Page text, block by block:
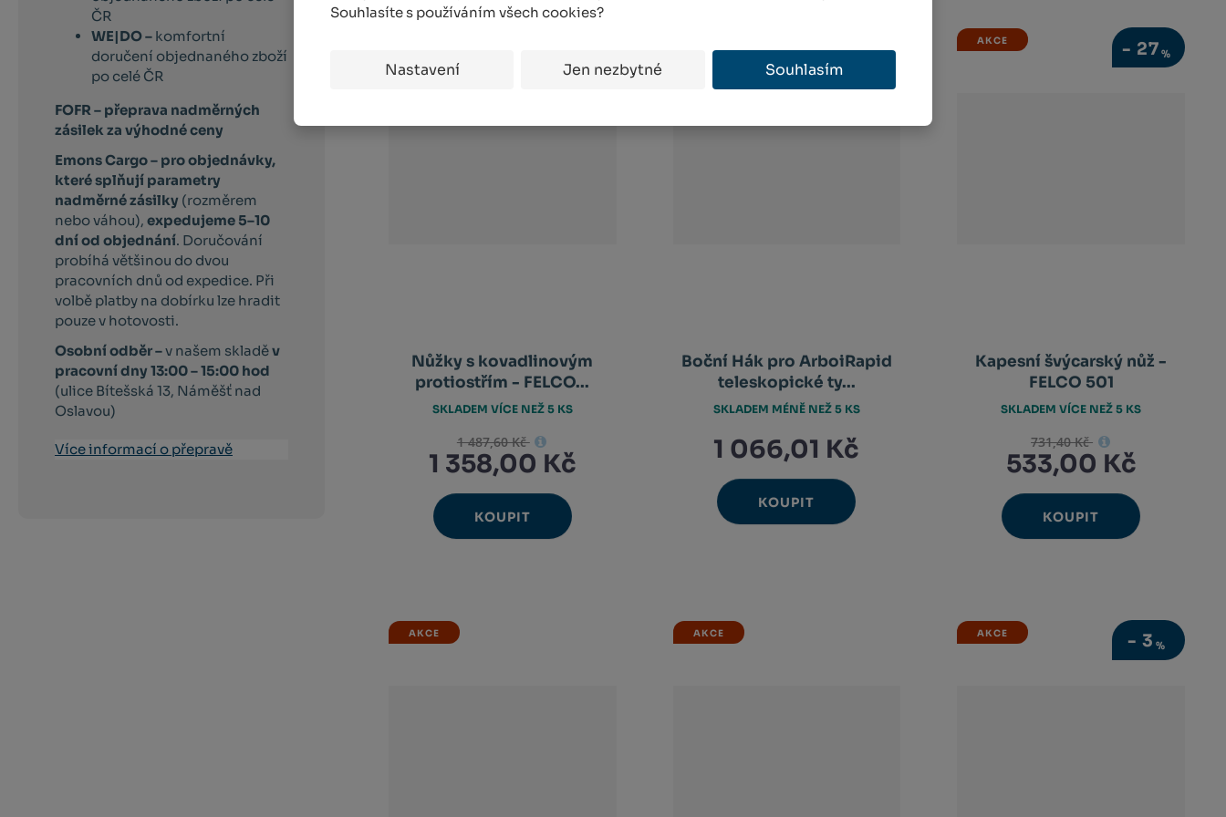
Souhlasíte s používáním všech cookies?
Nastavení Jen nezbytné Souhlasím
Nůžky s kovadlinovým
protiostřím - FELCO...
1 487,60 Kč
1 358,00 Kč
Změnit
Navýšit
množství
Snížit
Ks
KOUPIT
SKLADEM VÍCE NEŽ 5 KS
Boční Hák pro ArboiRapid
teleskopické ty...
1 066,01 Kč
Změnit
Navýšit
množství
Snížit
Ks
KOUPIT
SKLADEM MÉNĚ NEŽ 5 KS
- 27%
AKCE
Kapesní švýcarský nůž -
FELCO 501
731,40 Kč
533,00 Kč
Změnit
Navýšit
množství
Snížit
Ks
KOUPIT
SKLADEM VÍCE NEŽ 5 KS
AKCE AKCE - 3%
AKCE
ČR
WE|DO – komfortní
doručení objednaného zboží
po celé ČR
FOFR – přeprava nadměrných
zásilek za výhodné ceny
Emons Cargo – pro objednávky,
které splňují parametry
nadměrné zásilky (rozměrem
nebo váhou), expedujeme 5–10
dní od objednání. Doručování
probíhá většinou do dvou
pracovních dnů od expedice. Při
volbě platby na dobírku lze hradit
pouze v hotovosti.
Osobní odběr –v našem skladěv
pracovní dny 13:00 – 15:00 hod
(ulice Bítešská 13, Náměšť nad
Oslavou)
Více informací o přepravě